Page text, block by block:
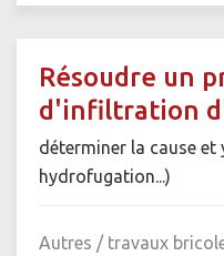
Résoudre un
d'infiltration
déterminer la cause
hydrofugation...)
Autres / travaux